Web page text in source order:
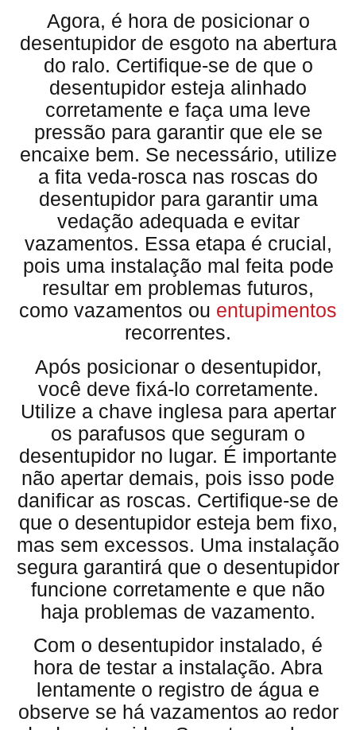
Agora, é hora de posicionar o
desentupidor de esgoto na abertura
do ralo. Certifique-se de que o
desentupidor esteja alinhado
corretamente e faça uma leve
pressão para garantir que ele se
encaixe bem. Se necessário, utilize
a fita veda-rosca nas roscas do
desentupidor para garantir uma
vedação adequada e evitar
vazamentos. Essa etapa é crucial,
pois uma instalação mal feita pode
resultar em problemas futuros,
como vazamentos ou entupimentos
recorrentes.
Após posicionar o desentupidor,
você deve fixá-lo corretamente.
Utilize a chave inglesa para apertar
os parafusos que seguram o
desentupidor no lugar. É importante
não apertar demais, pois isso pode
danificar as roscas. Certifique-se de
que o desentupidor esteja bem fixo,
mas sem excessos. Uma instalação
segura garantirá que o desentupidor
funcione corretamente e que não
haja problemas de vazamento.
Com o desentupidor instalado, é
hora de testar a instalação. Abra
lentamente o registro de água e
observe se há vazamentos ao redor